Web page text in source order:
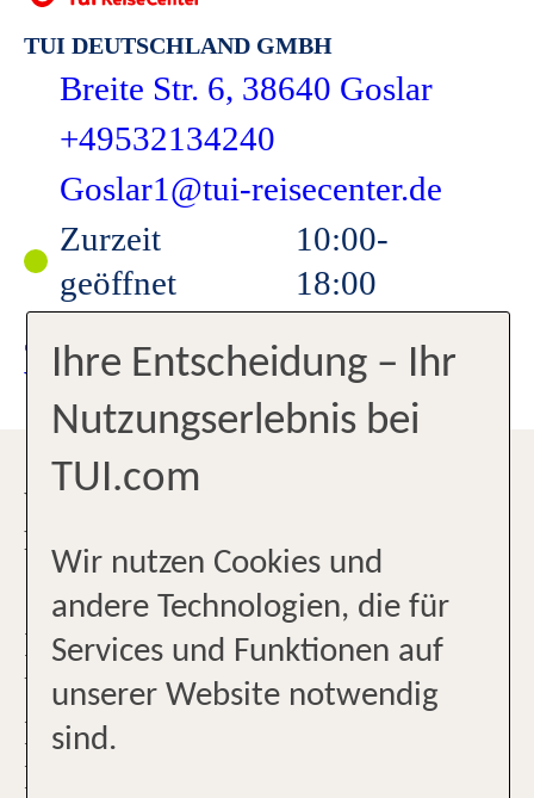
TUI DEUTSCHLAND GMBH
Breite Str. 6, 38640 Goslar
+49532134240
Goslar1@tui-reisecenter.de
Zurzeit
geöffnet
10:00-
18:00
JETZT TERMIN
VEREINBAREN
WILLKOMMEN IM TUI
REISEBÜRO IN GOSLAR
Ihr Traumurlaub beginnt bei uns:
Unsere reiseerfahrenen
Mitarbeiterinnen beraten Sie mit
Leidenschaft und Expertise –
Ihre Entscheidung – Ihr
Nutzungserlebnis bei
TUI.com
Wir nutzen Cookies und
andere Technologien, die für
Services und Funktionen auf
unserer Website notwendig
sind.